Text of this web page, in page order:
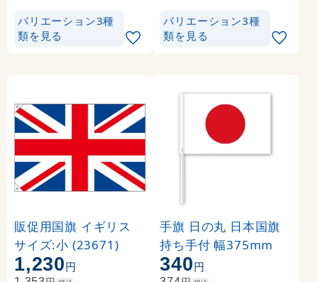
バリエーション3種
類を見る
バリエーション3種
類を見る
販促用国旗 イギリス
サイズ:小 (23671)
1,230円
手旗 日の丸 日本国旗
持ち手付 幅375mm
340円